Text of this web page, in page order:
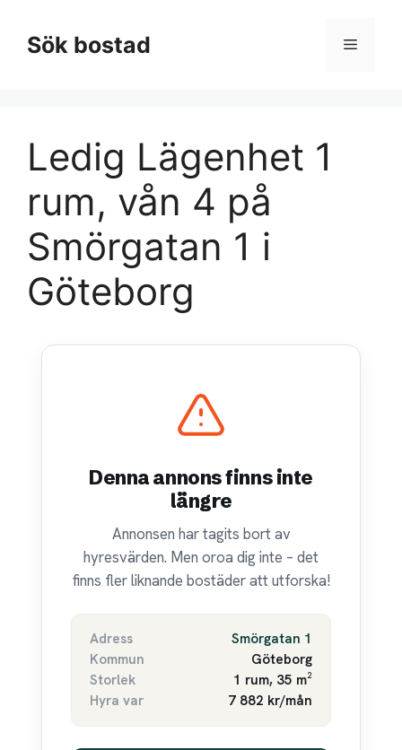
innehållSök bostad Meny
Ledig Lägenhet 1
rum, vån 4 på
Smörgatan 1 i
Göteborg
Denna annons finns inte
längre
Annonsen har tagits bort av
hyresvärden. Men oroa dig inte – det
finns fler liknande bostäder att utforska!
Adress
Smörgatan 1
Kommun
Göteborg
Storlek
1 rum, 35 m²
Hyra var
7 882 kr/mån